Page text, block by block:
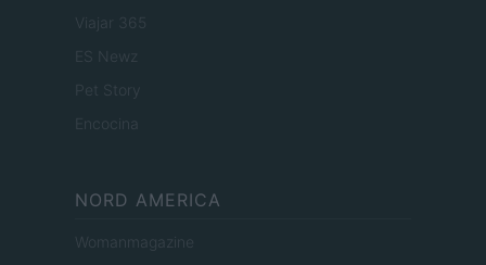
Viajar 365
ES Newz
Pet Story
Encocina
NORD AMERICA
Womanmagazine